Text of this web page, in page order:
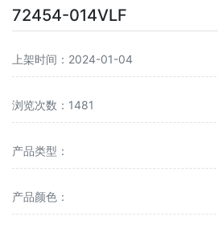
72454-014VLF
上架时间：2024-01-04
浏览次数：1481
产品类型：
产品颜色：